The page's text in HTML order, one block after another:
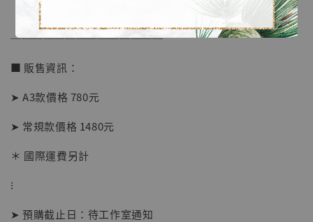
【店內現貨】海賊王 系列蒐藏雕像 布魯克達
NT$ 1,870
──────────────
■ 販售資訊：
➤ A3款價格 780元
➤ 常規款價格 1480元
＊ 國際運費另計
⁝
➤ 預購截止日：待工作室通知